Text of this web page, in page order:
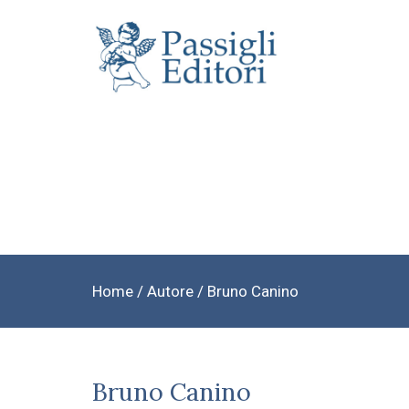
Home/ Autore / Bruno Canino
Bruno Canino